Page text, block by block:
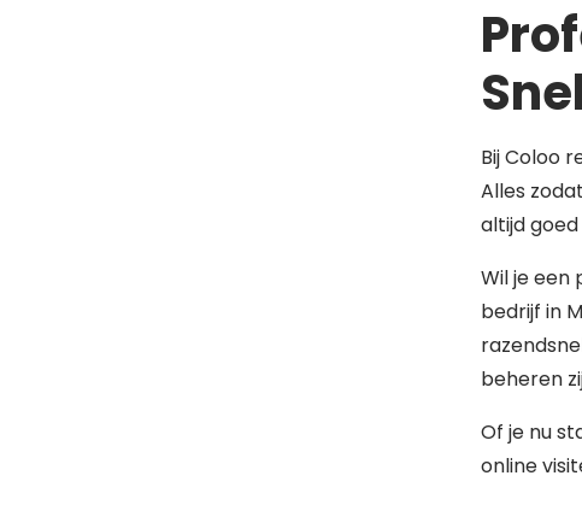
Bij Coloo
Alles
altijd
Wil je een
bedrijf in
beheren
Of je nu
online